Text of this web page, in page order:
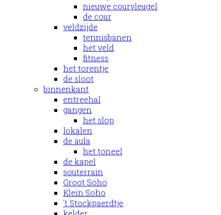
nieuwe courvleugel
de cour
veldzijde
tennisbanen
het veld
fitness
het torentje
de sloot
binnenkant
entreehal
gangen
het slop
lokalen
de aula
het toneel
de kapel
souterrain
Groot Soho
Klein Soho
't Stockpaerdtje